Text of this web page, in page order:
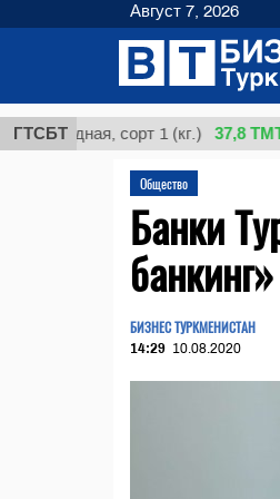
ГТСБТсорт 1 (кг.) 37,8 ТМТ
Общество
Банки
банкинг»
БИЗНЕС ТУРКМЕНИСТАН
14:29 10.08.2020
Август 7, 2026